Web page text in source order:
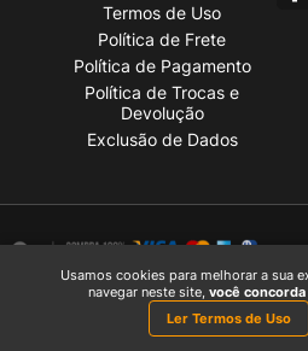
Termos de Uso
Política de Frete
Política de Pagamento
Política de Trocas e
Devolução
Exclusão de Dados
J Rufinus Diesel LTDA.2026
J Rufinus Diesel LTDA.é uma empresa
Usamos cookies para melhorar a sua
navegar neste site, você concorda
Ler Termos de Uso